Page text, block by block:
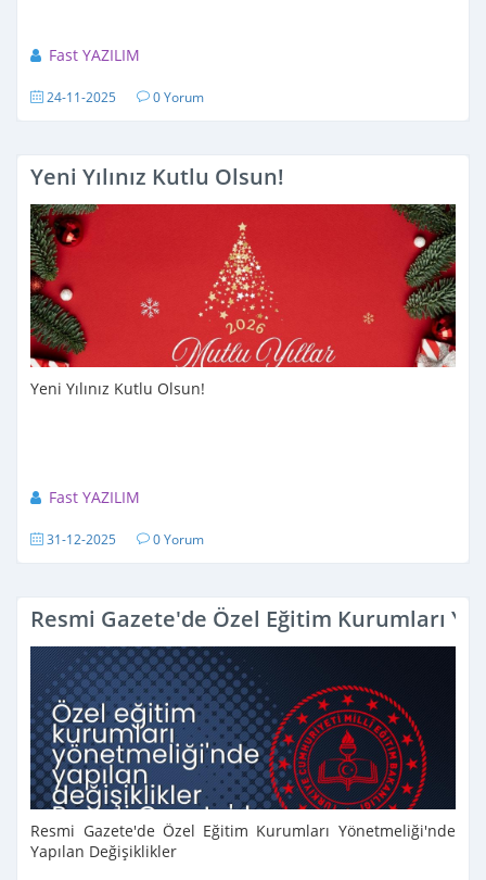
Fast YAZILIM
24-11-2025 0 Yorum
Yeni Yılınız Kutlu Olsun!
Yeni Yılınız Kutlu Olsun!
Fast YAZILIM
31-12-2025 0 Yorum
Resmi Gazete'de Özel Eğitim Kurumları
Resmi Gazete'de Özel Eğitim Kurumları Yönetmeliği'nde
Yapılan Değişiklikler